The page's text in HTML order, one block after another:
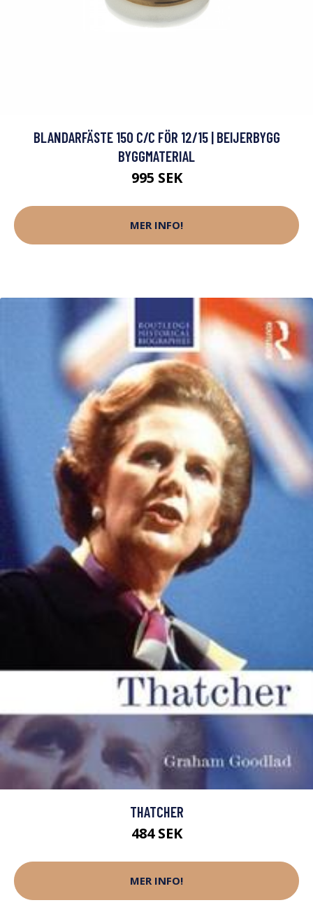
BLANDARFÄSTE 150 C/C FÖR 12/15 | BEIJERBYGG
BYGGMATERIAL
995 SEK
MER INFO!
THATCHER
484 SEK
MER INFO!